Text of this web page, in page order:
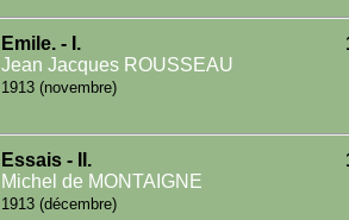
Emile. - I.
Jean Jacques ROUSSEAU
1913 (novembre)
Essais - II.
Michel de MONTAIGNE
1913 (décembre)